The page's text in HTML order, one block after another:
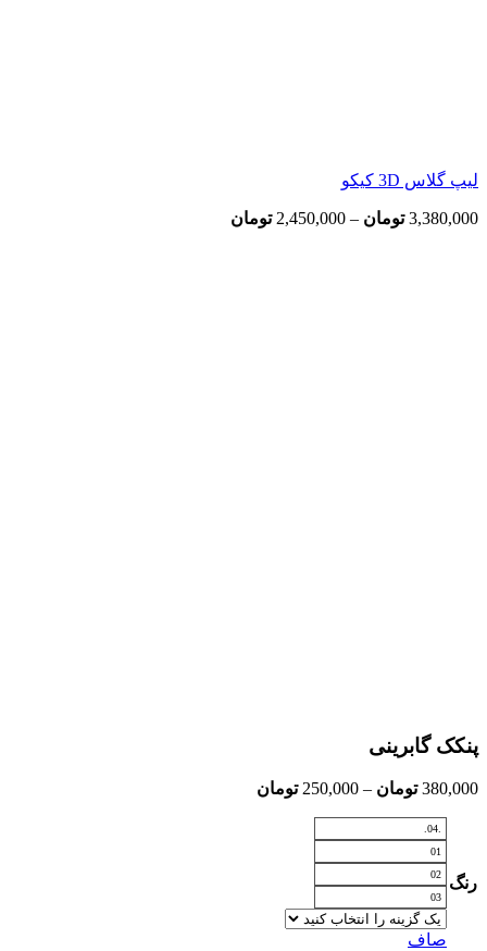
لیپ گلاس 3D کیکو
3,380,000 تومان –
2,450,000 تومان
پنکک گابرینی
380,000 تومان –
250,000 تومان
رنگ
.04.
01
02
03
صاف